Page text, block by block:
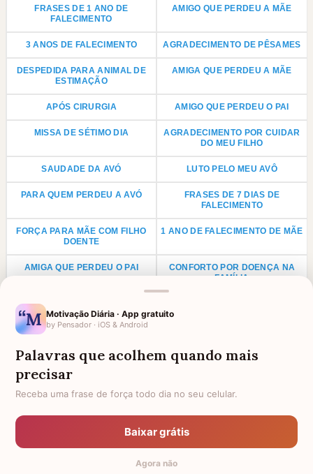
FRASES DE 1 ANO DE
FALECIMENTO
AMIGO QUE PERDEU A MÃE
3 ANOS DE FALECIMENTO AGRADECIMENTO DE PÊSAMES
DESPEDIDA PARA ANIMAL DE
ESTIMAÇÃO
AMIGA QUE PERDEU A MÃE
APÓS CIRURGIA AMIGO QUE PERDEU O PAI
MISSA DE SÉTIMO DIA
AGRADECIMENTO POR CUIDAR
DO MEU FILHO
SAUDADE DA AVÓ LUTO PELO MEU AVÔ
PARA QUEM PERDEU A AVÓ
FRASES DE 7 DIAS DE
FALECIMENTO
FORÇA PARA MÃE COM FILHO
DOENTE
1 ANO DE FALECIMENTO DE MÃE
AMIGA QUE PERDEU O PAI
CONFORTO POR DOENÇA NA
FAMÍLIA
1 ANO DE FALECIMENTO DE PAI
ANIVERSÁRIO PARA AVÓ
LUTO PARA TIO
AGRADECIMENTO PARA PADRE
FRASES DE LUTO PARA UM
HOMENAGEM PARA AMIGA
PARA QUEM PERDEU UM IRMÃO
TODAS AS CATEGORIAS
Motivação Diária · App gratuito
by Pensador · iOS & Android
Palavras que acolhem quando mais
precisar
Receba uma frase de força todo dia no seu celular.
Baixar grátis
Agora não